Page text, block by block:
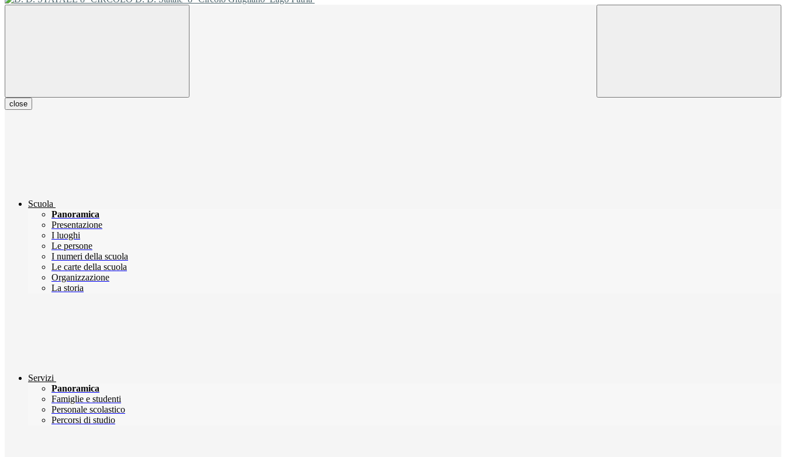
close
Scuola
Panoramica
Presentazione
I luoghi
Le persone
I numeri della scuola
Le carte della scuola
Organizzazione
La storia
Servizi
Panoramica
Famiglie e studenti
Personale scolastico
Percorsi di studio